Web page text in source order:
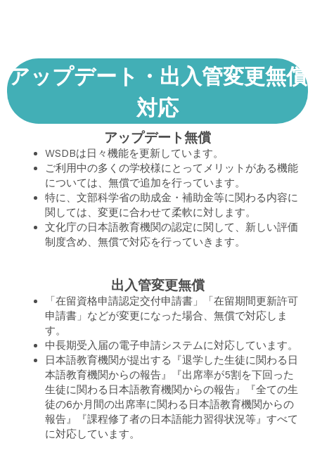
アップデート・出入管変更無償
対応
アップデート無償
WSDBは日々機能を更新しています。
ご利用中の多くの学校様にとってメリットがある機能
については、無償で追加を行っています。
特に、文部科学省の助成金・補助金等に関わる内容に
関しては、変更に合わせて柔軟に対します。
文化庁の日本語教育機関の認定に関して、新しい評価
制度含め、無償で対応を行っていきます。
出入管変更無償
「在留資格申請認定交付申請書」「在留期間更新許可
申請書」などが変更になった場合、無償で対応しま
す。
中長期受入届の電子申請システムに対応しています。
日本語教育機関が提出する『退学した生徒に関わる日
本語教育機関からの報告』『出席率が5割を下回った
生徒に関わる日本語教育機関からの報告』『全ての生
徒の6か月間の出席率に関わる日本語教育機関からの
報告』『課程修了者の日本語能力習得状況等』すべて
に対応しています。